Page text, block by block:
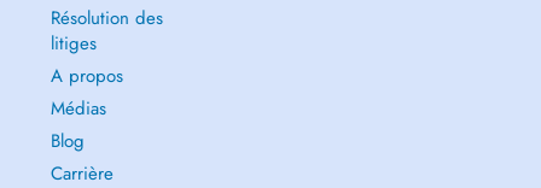
Résolution des
litiges
A propos
Médias
Blog
Carrière